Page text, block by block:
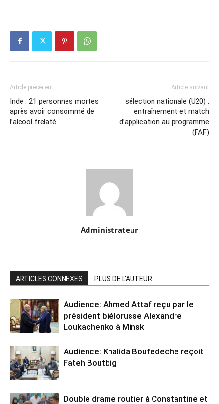
Article précédent
Inde : 21 personnes mortes
après avoir consommé de
l’alcool frelaté
Article suivant
sélection nationale (U20) :
entraînement et match
d’application au programme
(FAF)
Administrateur
ARTICLES CONNEXES PLUS DE L'AUTEUR
Audience: Ahmed Attaf reçu par le
président biélorusse Alexandre
Loukachenko à Minsk
Audience: Khalida Boufedeche reçoit
Fateh Boutbig
Double drame routier à Constantine et